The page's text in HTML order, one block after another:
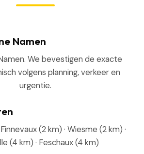
Namen
We bevestigen de exacte
volgens planning, verkeer en
urgentie.
(2 km) · Wiesme (2 km) ·
(4 km) · Feschaux (4 km)